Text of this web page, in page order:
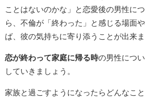
ことはないのかな」と恋愛後の男性に
ら、不倫が「終わった」と感じる場面
ば、彼の気持ちに寄り添うことが出来ま
恋が終わって家庭に帰る時の男性につ
していきましょう。
家族と過ごすようになったらどんなこ